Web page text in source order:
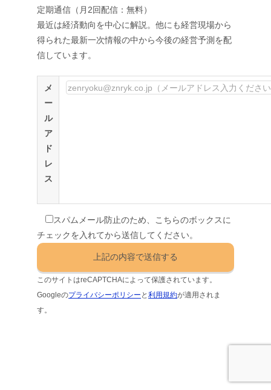
定期通信（月2回配信：無料）
最近は経済動向を中心に解説。他にも経営現場から
得られた最新一次情報の中から今後の経営予測を配
信しています。
メ
ー
ル
ア
ド
レ
ス
スパムメール防止のため、こちらのボックスに
チェックを入れてから送信してください。
このサイトはreCAPTCHAによって保護されています。
Googleのプライバシーポリシー と利用規約が適用されま
す。